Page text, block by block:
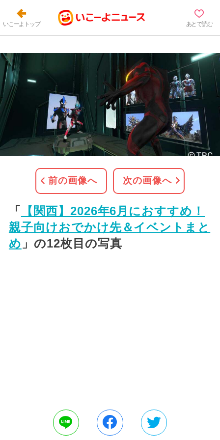
いこーよトップ あとで読む
前の画像へ 次の画像へ
「
【関西】2026年6月におすすめ！
親子向けおでかけ先＆イベントまと
め 」の12枚目の写真